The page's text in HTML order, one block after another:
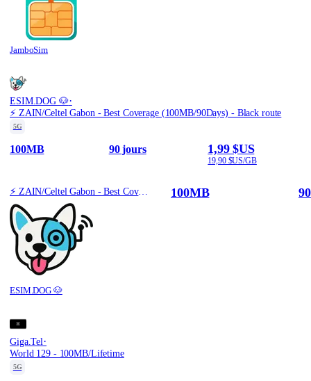
JamboSim
ESIM.DOG 🐶·
⚡️ ZAIN/Celtel Gabon - Best Coverage (100MB/90Days) - Black route
5G
100MB 90 jours 1,99 $US
19,90 $US/GB
⚡️ ZAIN/Celtel Gabon - Best Coverage (100MB/90Days) - Black route
ESIM.DOG 🐶
100MB
Giga.Tel ·
World 129 - 100MB/Lifetime
5G